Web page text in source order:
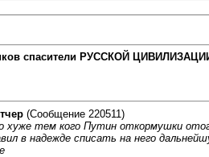
спасители РУССКОЙ
(Сообщение 220511)
хуже тем кого Путин откормушки
в надежде списать на него